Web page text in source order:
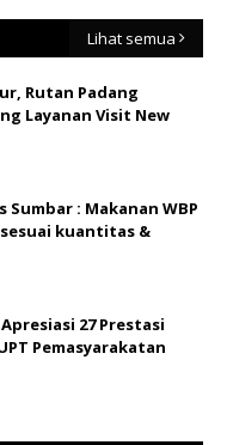
Lihat semua
Rutan Padang
Layanan Visit New
Sumbar : Makanan WBP
kuantitas &
27 Prestasi
Pemasyarakatan